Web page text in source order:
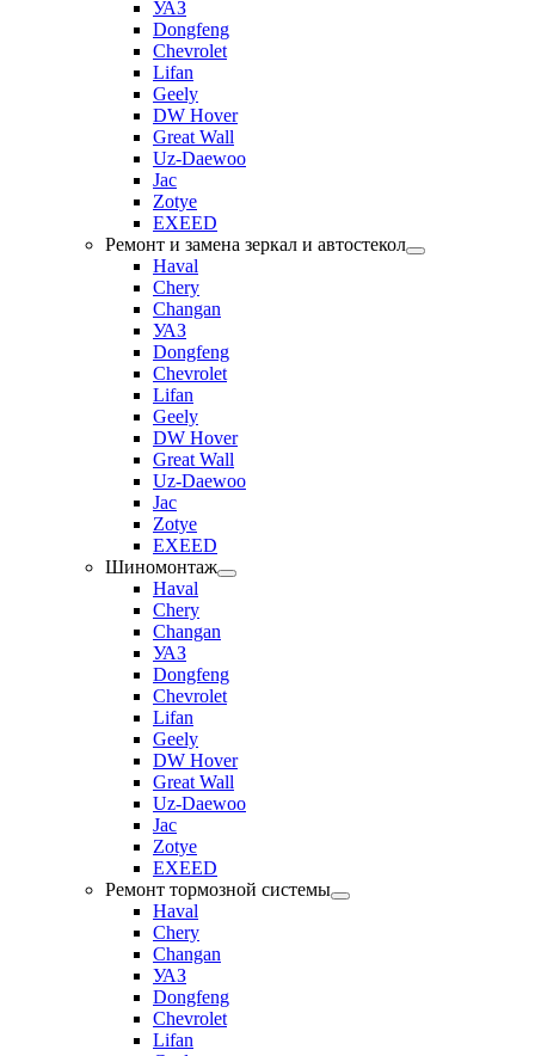
УАЗ
Dongfeng
Chevrolet
Lifan
Geely
DW Hover
Great Wall
Uz-Daewoo
Jac
Zotye
EXEED
Ремонт и замена зеркал и автостекол
Haval
Chery
Changan
УАЗ
Dongfeng
Chevrolet
Lifan
Geely
DW Hover
Great Wall
Uz-Daewoo
Jac
Zotye
EXEED
Шиномонтаж
Haval
Chery
Changan
УАЗ
Dongfeng
Chevrolet
Lifan
Geely
DW Hover
Great Wall
Uz-Daewoo
Jac
Zotye
EXEED
Ремонт тормозной системы
Haval
Chery
Changan
УАЗ
Dongfeng
Chevrolet
Lifan